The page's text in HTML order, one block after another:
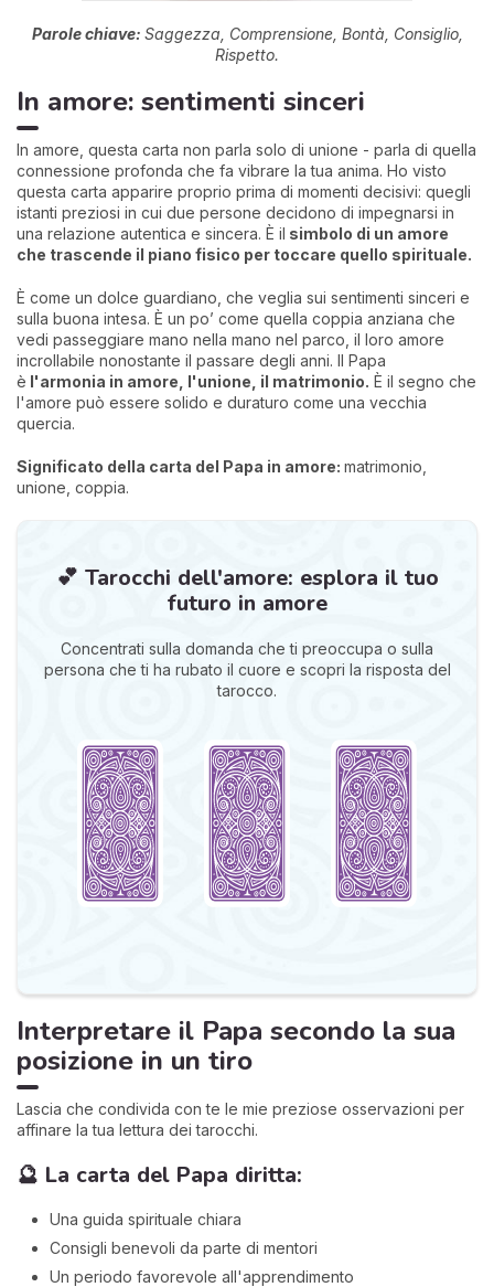
Parole chiave: Saggezza, Comprensione, Bontà, Consiglio,
Rispetto.
In amore: sentimenti sinceri
In amore, questa carta non parla solo di unione - parla di quella
connessione profonda che fa vibrare la tua anima. Ho visto
questa carta apparire proprio prima di momenti decisivi: quegli
istanti preziosi in cui due persone decidono di impegnarsi in
una relazione autentica e sincera. È il simbolo di un amore
che trascende il piano fisico per toccare quello spirituale.
È come un dolce guardiano, che veglia sui sentimenti sinceri e
sulla buona intesa. È un po’ come quella coppia anziana che
vedi passeggiare mano nella mano nel parco, il loro amore
incrollabile nonostante il passare degli anni. Il Papa
è l'armonia in amore, l'unione, il matrimonio. È il segno che
l'amore può essere solido e duraturo come una vecchia
quercia.
Significato della carta del Papa in amore: matrimonio,
unione, coppia.
💕 Tarocchi dell'amore: esplora il tuo
futuro in amore
Concentrati sulla domanda che ti preoccupa o sulla
persona che ti ha rubato il cuore e scopri la risposta del
tarocco.
Interpretare il Papa secondo la sua
posizione in un tiro
Lascia che condivida con te le mie preziose osservazioni per
affinare la tua lettura dei tarocchi.
🔮 La carta del Papa diritta:
Una guida spirituale chiara
Consigli benevoli da parte di mentori
Un periodo favorevole all'apprendimento